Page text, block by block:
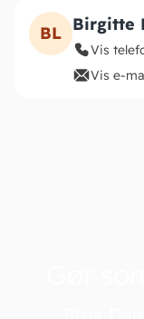
BL Birgitte
Vis
Vis e-